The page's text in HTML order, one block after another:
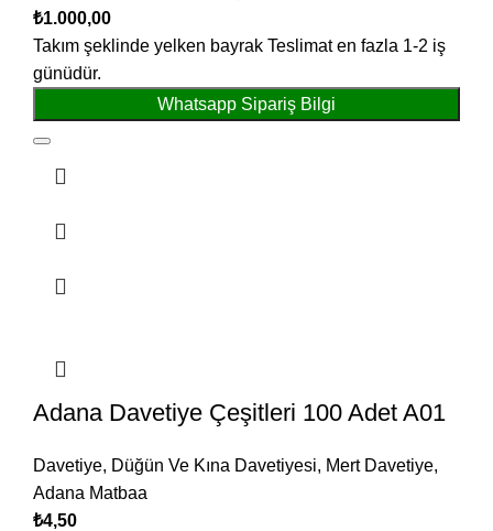
₺1.000,00
Takım şeklinde yelken bayrak Teslimat en fazla 1-2 iş
günüdür.
Whatsapp Sipariş Bilgi
Adana Davetiye Çeşitleri 100 Adet A01
Davetiye, Düğün Ve Kına Davetiyesi, Mert Davetiye,
Adana Matbaa
₺4,50